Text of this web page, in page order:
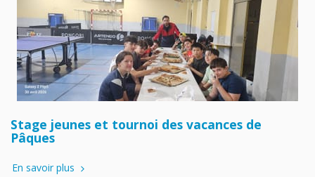
Stage jeunes et tournoi des vacances de
Pâques
En savoir plus